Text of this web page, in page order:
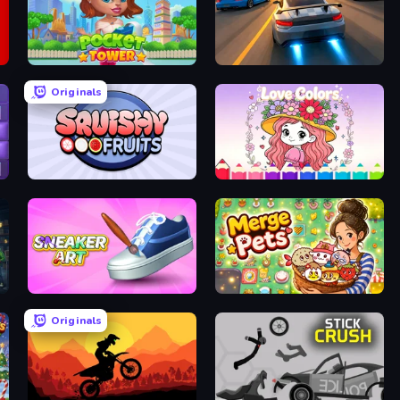
Pocket Tower Asphalt Rush
Originals
Squishy Fruits Love Colors
Sneaker Art Merge Pets
Originals